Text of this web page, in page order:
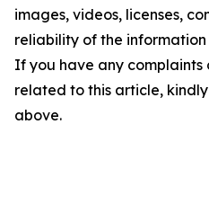
images, videos, licenses,
reliability of the
If you have any complaints
related to this article,
above.